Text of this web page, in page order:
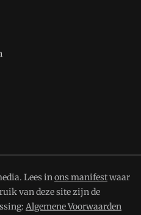
Lees inons manifestwaar
van deze site zijn de
Algemene Voorwaarden